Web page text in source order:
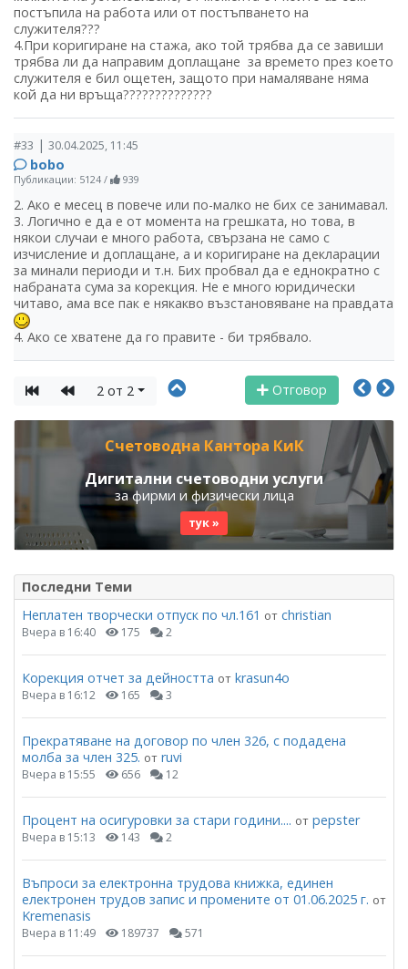
постъпила на работа или от постъпването на
служителя???
4.При коригиране на стажа, ако той трябва да се завиши
трябва ли да направим доплащане за времето през което
служителя е бил ощетен, защото при намаляване няма
кой да ни връща??????????????
#33 | 30.04.2025, 11:45
bobo
Публикации: 5124 / 939
2. Ако е месец в повече или по-малко не бих се занимавал.
3. Логично е да е от момента на грешката, но това, в
някои случаи е много работа, свързана не само с
изчисление и доплащане, а и коригиране на декларации
за минали периоди и т.н. Бих пробвал да е еднократно с
набраната сума за корекция. Не е много юридически
читаво, ама все пак е някакво възстановяване на правдата
4. Ако се хватене да го правите - би трябвало.
Отговор
2 от 2
Счетоводна Кантора КиК
Дигитални счетоводни услуги
за фирми и физически лица
тук »
Последни Теми
Неплатен творчески отпуск по чл.161 от christian
Вчера в 16:40 175 2
Корекция отчет за дейността от krasun4o
Вчера в 16:12 165 3
Прекратяване на договор по член 326, с подадена
молба за член 325. от ruvi
Вчера в 15:55 656 12
Процент на осигуровки за стари години.... от pepster
Вчера в 15:13 143 2
Въпроси за електронна трудова книжка, единен
електронен трудов запис и промените от 01.06.2025 г. от
Kremenasis
Вчера в 11:49 189737 571